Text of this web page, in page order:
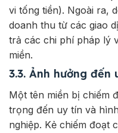
vi tống tiền). Ngoài ra,
doanh thu từ các giao
trả các chi phí pháp lý
miền.
3.3. Ảnh hưởng
Một tên miền bị chiếm
trọng đến uy tín và
nghiệp. Kẻ chiếm đoạt